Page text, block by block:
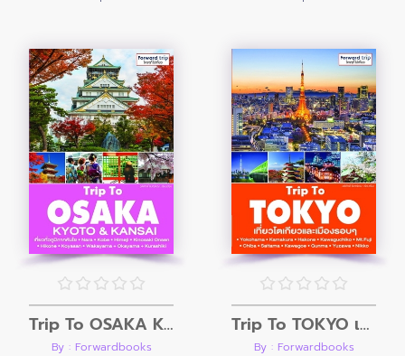
Trip To OSAKA KYOTO & KANSAI
By : Forwardbooks
Trip To TOKYO เที่ยวโตเกียวและเมืองรอบๆ
By : Forwardbooks